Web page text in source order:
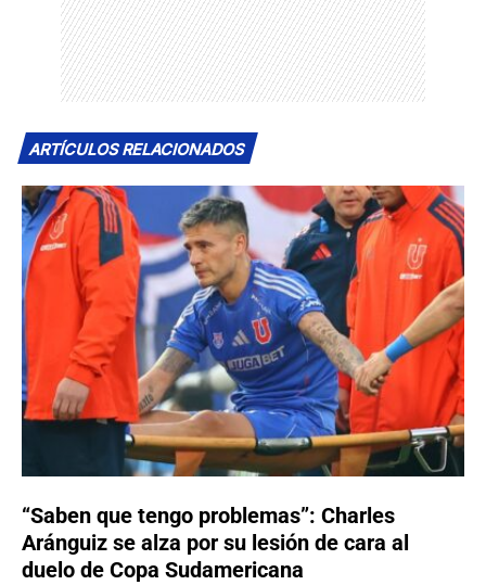
ARTÍCULOS RELACIONADOS
“Saben que tengo problemas”: Charles
Aránguiz se alza por su lesión de cara al
duelo de Copa Sudamericana